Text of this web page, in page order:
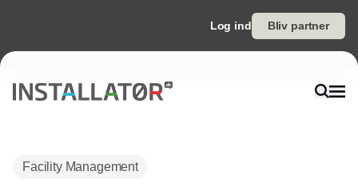
Log ind Bliv partner
Facility Management